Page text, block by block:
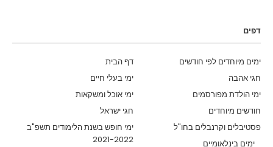
דפים
דף הבית
ימים מיוחדים לפי חודשים
ימי בעלי חיים
חגי אהבה
ימי אוכל ומשקאות
ימי הולדת מפורסמים
חגי ישראל
חודשים מיוחדים
ימי חופש בשנת הלימודים תשפ"ב
2021-2022
פסטיבלים וקרנבלים בחו"ל
ימים בינלאומיים